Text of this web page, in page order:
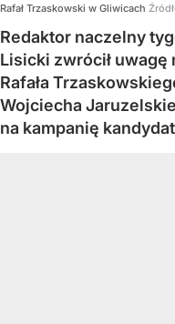
Rafał Trzaskowski w Gliwicach
Redaktor naczelny
Lisicki zwrócił uwagę
Rafała
Wojciecha
na kampanię